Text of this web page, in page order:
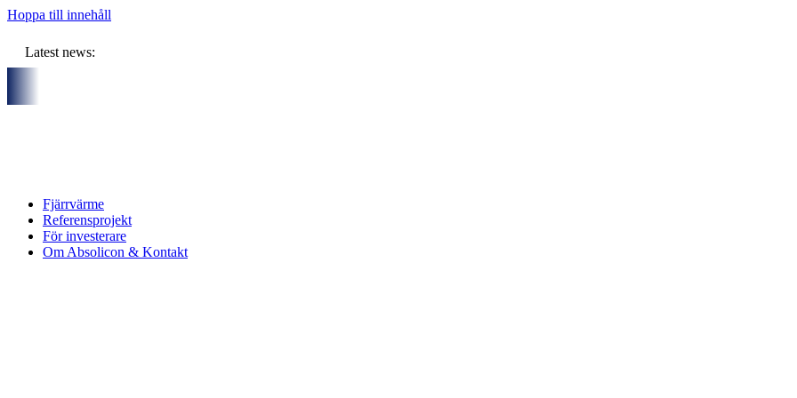
Hoppa till innehåll
Latest news:
Fjärrvärme
Referensprojekt
För investerare
Om Absolicon & Kontakt